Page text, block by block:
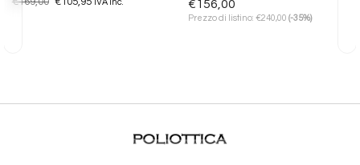
IVA inc. €156,00
Prezzo di listino: €240,00 (-35%)